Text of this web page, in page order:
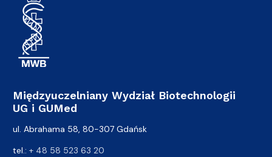
Międzyuczelniany Wydział Biotechnologii
UG i GUMed
ul. Abrahama 58, 80-307 Gdańsk
tel.: + 48 58 523 63 20